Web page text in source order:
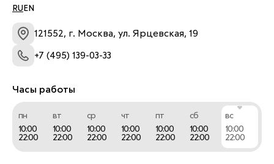
RU EN
121552, г. Москва, ул. Ярцевская, 19
+7 (495) 139-03-33
Часы работы
пн
10:00
22:00
вт
10:00
22:00
ср
10:00
22:00
чт
10:00
22:00
пт
10:00
22:00
сб
10:00
22:00
вс
10:00
22:00